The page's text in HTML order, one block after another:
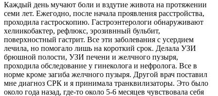
Каждый день мучают боли и вздутие живота на протяжении
семи лет. Ежегодно, после начала проявления расстройства,
проходила гастроскопию. Гастроэнтерологи обнаруживают
хелиикобактер, рефлюкс, эрозивнный бульбит,
поверхностный гастрит. Все эти заболевания с усердием
лечила, но помогало лишь на короткий срок. Делала УЗИ
брюшной полости, УЗИ печени и желчного пузыря,
проходила обследование у гинеколога и нефролога. Все в
норме кроме загиба желчного пузыря. Другой врач поставил
мне диагноз СРК и я принимала транквилизаторы. Это было
около года назад, где-то около 5-6 месяцев чувствовала себя